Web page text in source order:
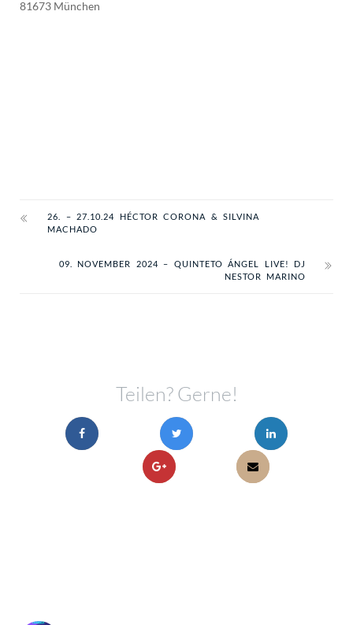
81673 München
26. – 27.10.24 HÉCTOR CORONA & SILVINA
MACHADO
09. NOVEMBER 2024 – QUINTETO ÁNGEL LIVE! DJ
NESTOR MARINO
Teilen? Gerne!